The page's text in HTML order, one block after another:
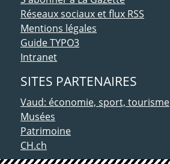
Réseaux sociaux et flux RSS
Mentions légales
Guide TYPO3
Intranet
SITES PARTENAIRES
Vaud: économie, sport, tourisme
Musées
Patrimoine
CH.ch